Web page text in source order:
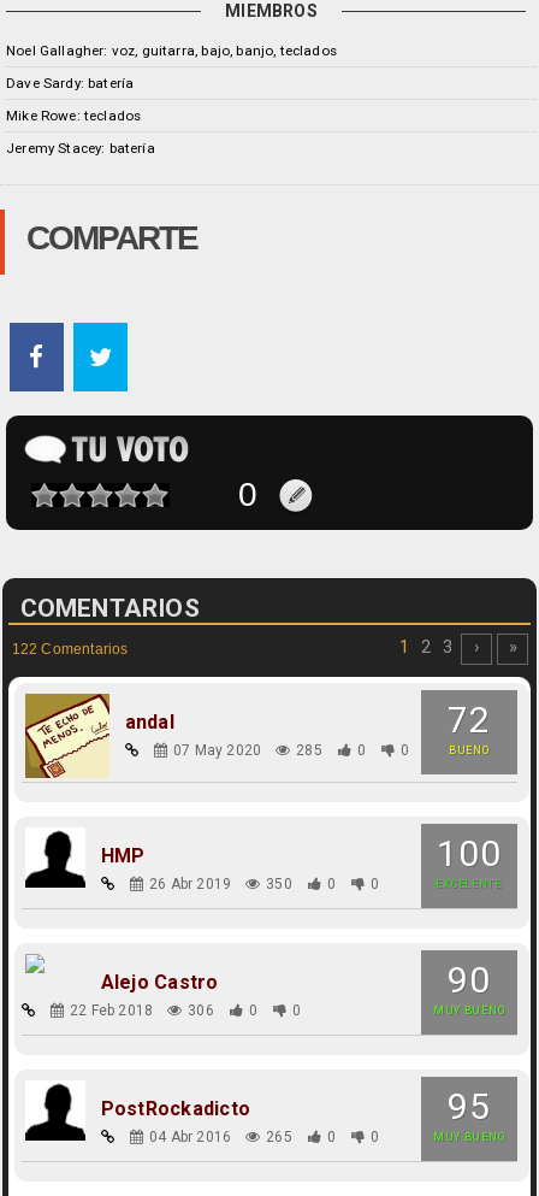
MIEMBROS
Noel Gallagher: voz, guitarra, bajo, banjo, teclados
Dave Sardy: batería
Mike Rowe: teclados
Jeremy Stacey: batería
COMPARTE
COMENTARIOS
122 Comentarios 1 2 3 › »
72
BUENO
andal
07 May 2020 285 0 0
100
EXCELENTE
HMP
26 Abr 2019 350 0 0
90
MUY BUENO
Alejo Castro
22 Feb 2018 306 0 0
95
MUY BUENO
PostRockadicto
04 Abr 2016 265 0 0